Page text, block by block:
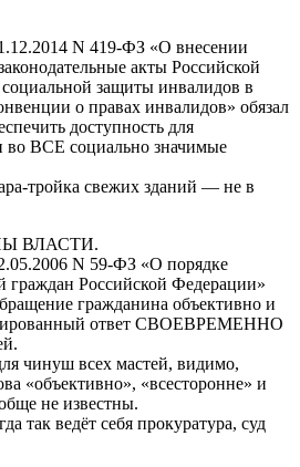
N 419-ФЗ «О внесении
акты Российской
защиты инвалидов в
о правах инвалидов» обязал
доступность для
во ВСЕ социально значимые
тройка свежих зданий — не в
ВЛАСТИ.
N 59-ФЗ «О порядке
граждан Российской Федерации»
гражданина объективно и
ответ СВОЕВРЕМЕННО
чинуш всех мастей, видимо,
«объективно», «всесторонне» и
не известны.
так ведёт себя прокуратура, суд